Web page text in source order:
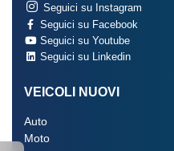
Seguici su Instagram
Seguici su Facebook
Seguici su Youtube
Seguici su Linkedin
VEICOLI NUOVI
Auto
Moto